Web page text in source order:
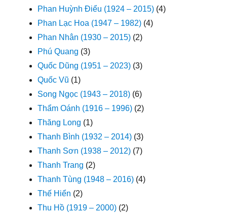
Phan Huỳnh Điểu (1924 – 2015) (4)
Phan Lạc Hoa (1947 – 1982) (4)
Phan Nhân (1930 – 2015) (2)
Phú Quang (3)
Quốc Dũng (1951 – 2023) (3)
Quốc Vũ (1)
Song Ngọc (1943 – 2018) (6)
Thẩm Oánh (1916 – 1996) (2)
Thăng Long (1)
Thanh Bình (1932 – 2014) (3)
Thanh Sơn (1938 – 2012) (7)
Thanh Trang (2)
Thanh Tùng (1948 – 2016) (4)
Thế Hiển (2)
Thu Hồ (1919 – 2000) (2)